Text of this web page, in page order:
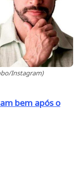
Instagram)
bem após o